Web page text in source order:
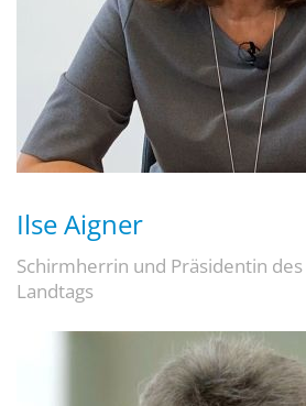
Ilse Aigner
Schirmherrin und Präsidentin
Landtags